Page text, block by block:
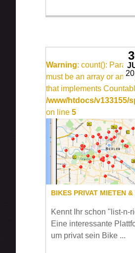
Warning: count():
must be an array or an
that implements
/www/htdocs/v133155/
on line 5
Kennt Ihr schon "list-n-
Eine interessante
um privat sein Bike ...